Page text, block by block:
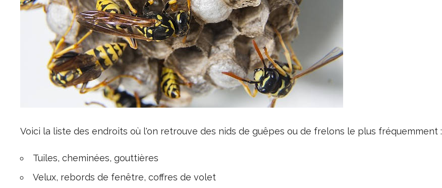
Voici la liste des endroits où l'on retrouve des nids de guêpes ou de frelons le plus fréquemment :
Tuiles, cheminées, gouttières
Velux, rebords de fenêtre, coffres de volet